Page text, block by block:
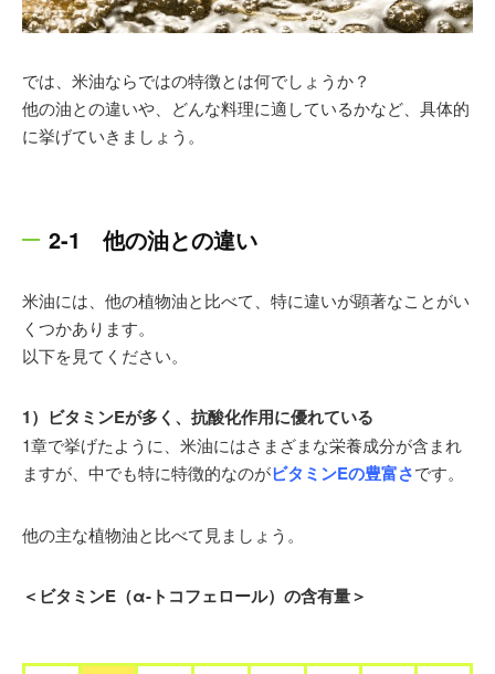
では、米油ならではの特徴とは何でしょうか？
他の油との違いや、どんな料理に適しているかなど、具体的
に挙げていきましょう。
2-1 他の油との違い
米油には、他の植物油と比べて、特に違いが顕著なことがい
くつかあります。
以下を見てください。
1）ビタミンEが多く、抗酸化作用に優れている
1章で挙げたように、米油にはさまざまな栄養成分が含まれ
ますが、中でも特に特徴的なのがビタミンEの豊富さです。
他の主な植物油と比べて見ましょう。
＜ビタミンE（α-トコフェロール）の含有量＞